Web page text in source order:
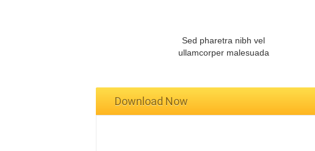
Sed pharetra nibh vel
ullamcorper malesuada
Download Now